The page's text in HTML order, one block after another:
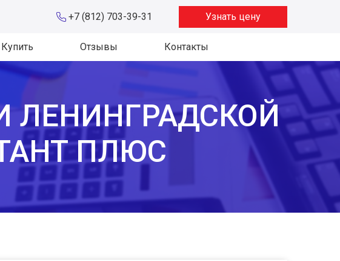
+7 (812) 703-39-31 Узнать цену
Купить Отзывы Контакты
ЛЕНИНГРАДСКОЙ
ПЛЮС